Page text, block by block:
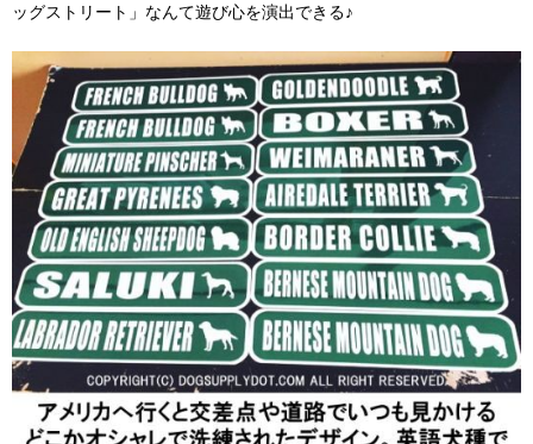
ッグストリート」なんて遊び心を演出できる♪